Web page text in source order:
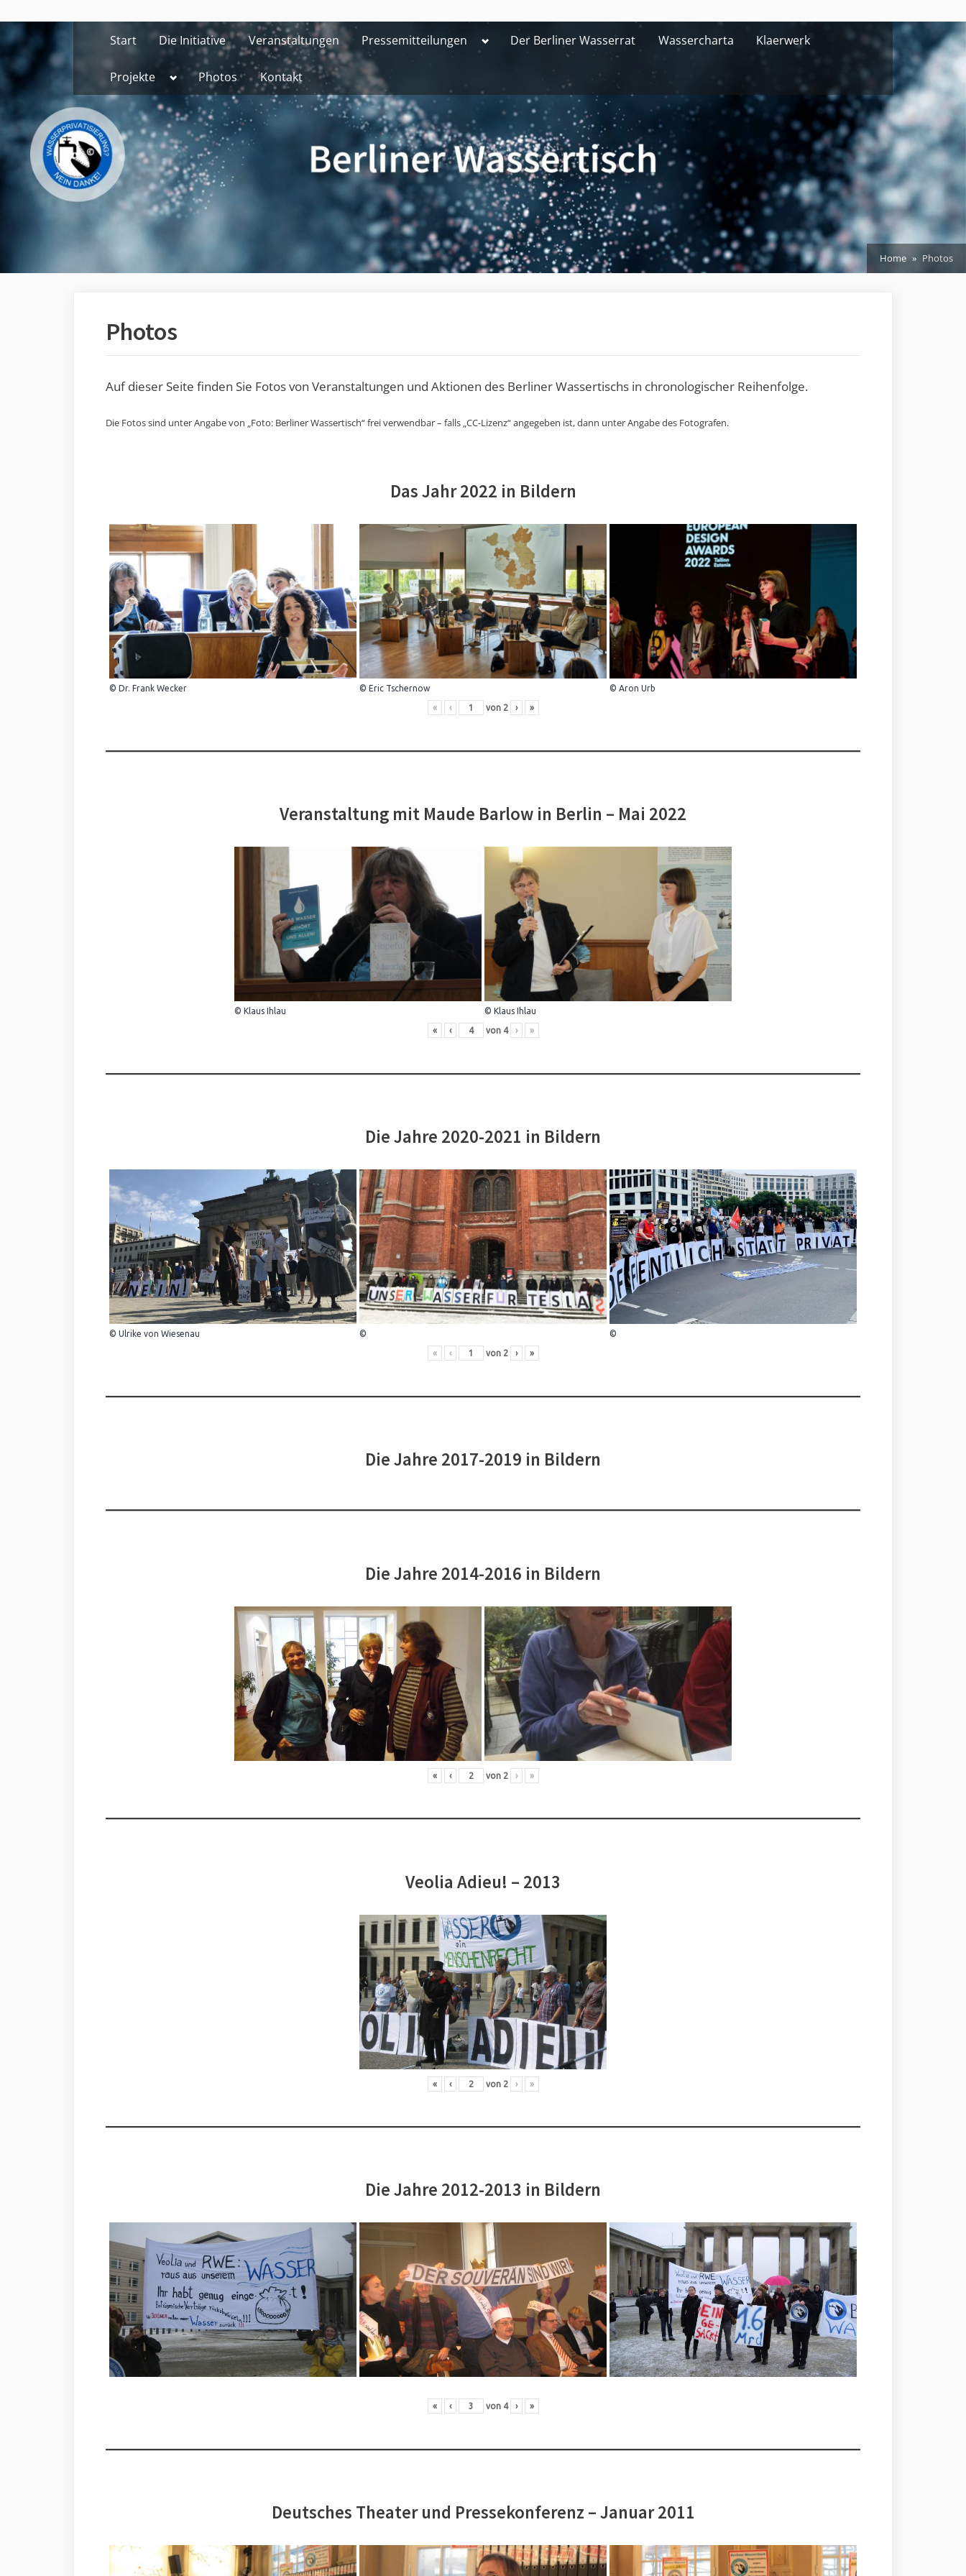
to
content
Start Die Initiative Veranstaltungen Pressemitteilungen ToggleDer Berliner Wasserrat Wassercharta Klaerwerk
Projekte Toggle
menu
Photos Kontakt
Home Photos
Photos
Auf dieser Seite finden Sie Fotos von Veranstaltungen und Aktionen des Berliner Wassertischs in chronologischer Reihenfolge.
Die Fotos sind unter Angabe von „Foto: Berliner Wassertisch“ frei verwendbar – falls „CC-Lizenz“ angegeben ist, dann unter Angabe des Fotografen.
Das Jahr 2022 in Bildern
© Dr. Frank Wecker © Eric Tschernow © Aron Urb
« ‹ von 2 › »
Veranstaltung mit Maude Barlow in Berlin – Mai 2022
© Klaus Ihlau © Klaus Ihlau
« ‹ von 4 › »
Die Jahre 2020-2021 in Bildern
© Ulrike von Wiesenau © ©
« ‹ von 2 › »
Die Jahre 2017-2019 in Bildern
Die Jahre 2014-2016 in Bildern
« ‹ von 2 › »
Veolia Adieu! – 2013
« ‹ von 2 › »
Die Jahre 2012-2013 in Bildern
« ‹ von 4 › »
Deutsches Theater und Pressekonferenz – Januar 2011